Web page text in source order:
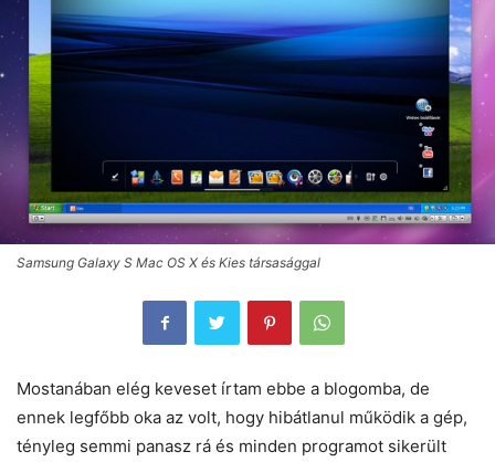
Samsung Galaxy S Mac OS X és Kies társasággal
Mostanában elég keveset írtam ebbe a blogomba, de
ennek legfőbb oka az volt, hogy hibátlanul működik a gép,
tényleg semmi panasz rá és minden programot sikerült